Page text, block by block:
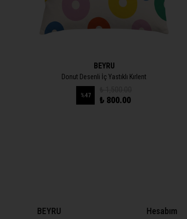
BEYRU
Donut Desenli İç Yastıklı Kırlent
%47 ₺ 800.00
BEYRU Hesabım